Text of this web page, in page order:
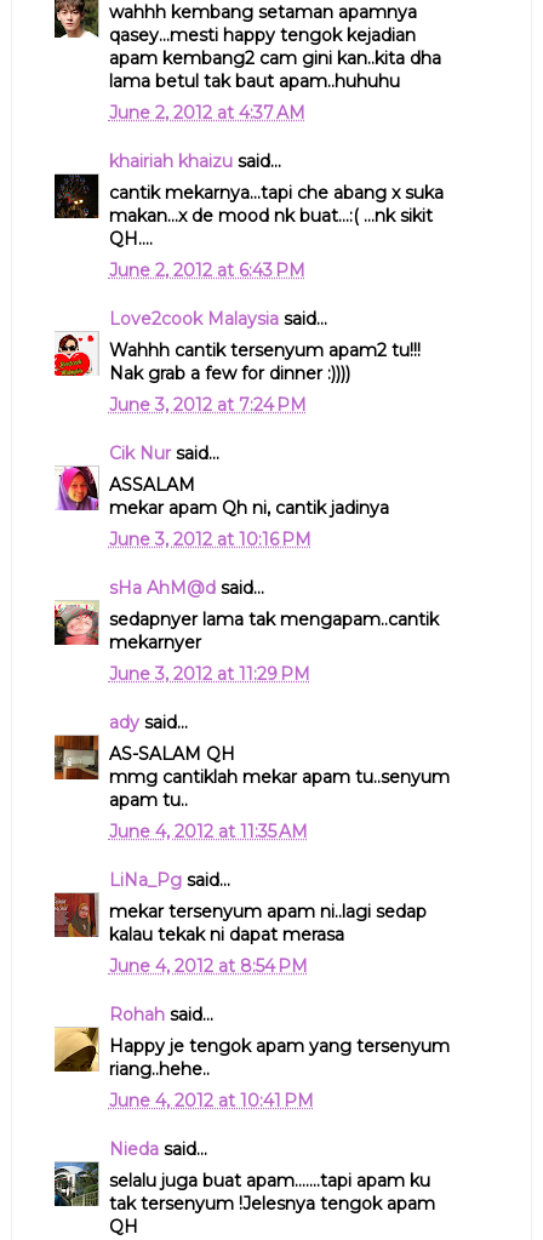
wahhh kembang setaman apamnya
qasey...mesti happy tengok kejadian
apam kembang2 cam gini kan..kita dha
lama betul tak baut apam..huhuhu
June 2, 2012 at 4:37 AM
khairiah khaizusaid...
cantik mekarnya...tapi che abang x suka
makan...x de mood nk buat...:( ...nk sikit
QH....
June 2, 2012 at 6:43 PM
Love2cook Malaysiasaid...
Wahhh cantik tersenyum apam2 tu!!!
Nak grab a few for dinner :))))
June 3, 2012 at 7:24 PM
Cik Nursaid...
ASSALAM
mekar apam Qh ni, cantik jadinya
June 3, 2012 at 10:16 PM
sHa AhM@dsaid...
sedapnyer lama tak mengapam..cantik
mekarnyer
June 3, 2012 at 11:29 PM
adysaid...
AS-SALAM QH
mmg cantiklah mekar apam tu..senyum
apam tu..
June 4, 2012 at 11:35 AM
LiNa_Pgsaid...
mekar tersenyum apam ni..lagi sedap
kalau tekak ni dapat merasa
June 4, 2012 at 8:54 PM
Rohahsaid...
Happy je tengok apam yang tersenyum
riang..hehe..
June 4, 2012 at 10:41 PM
Niedasaid...
selalu juga buat apam.......tapi apam ku
tak tersenyum !Jelesnya tengok apam
QH